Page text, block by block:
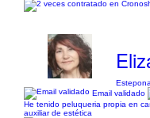
Email validado
He tenido peluqueria propia en
auxiliar de estética